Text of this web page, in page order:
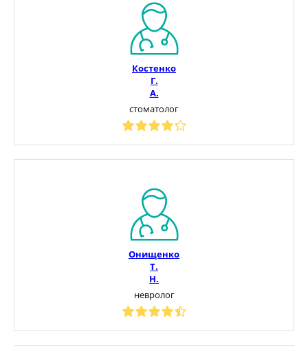
Костенко
Г.
А.
стоматолог
Онищенко
Т.
Н.
невролог